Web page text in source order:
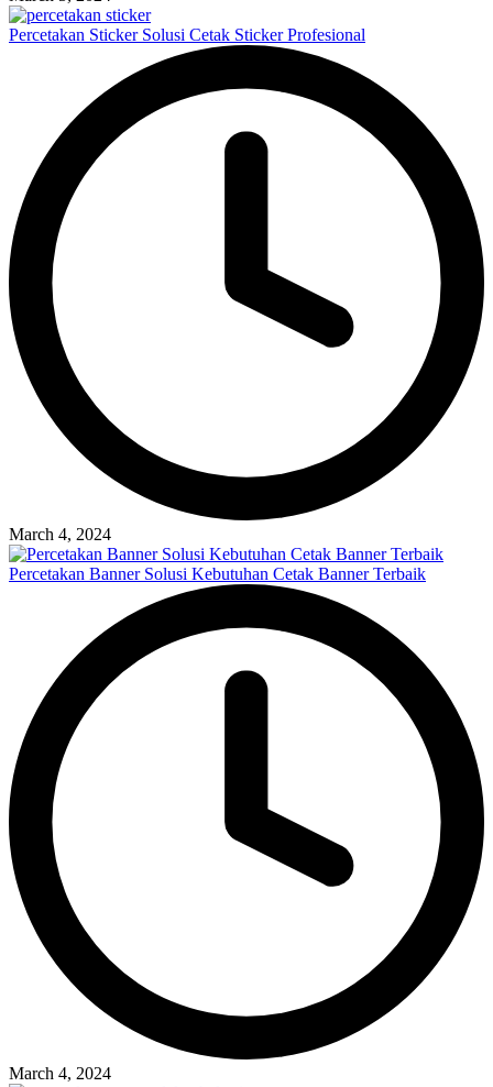
Percetakan Sticker Solusi Cetak Sticker Profesional
March 4, 2024
Percetakan Banner Solusi Kebutuhan Cetak Banner Terbaik
March 4, 2024